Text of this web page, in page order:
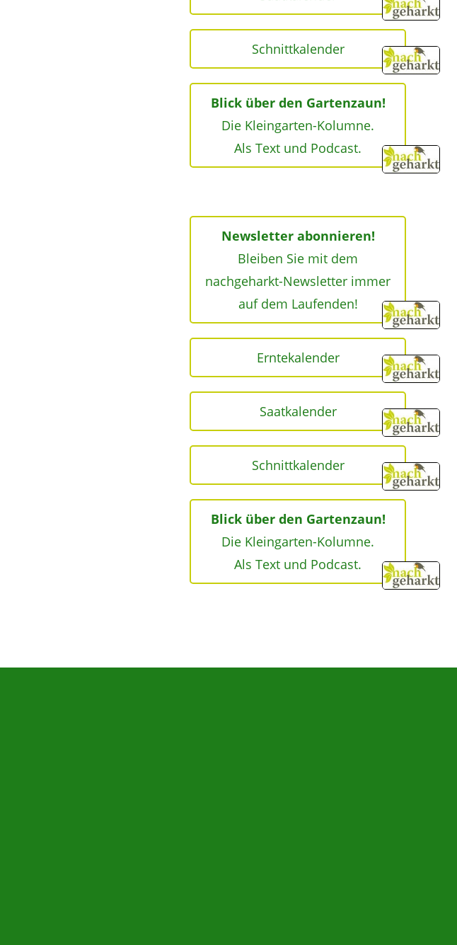
Schnittkalender
Blick über den Gartenzaun!
Die Kleingarten-Kolumne.
Als Text und Podcast.
Newsletter abonnieren!
Bleiben Sie mit dem
nachgeharkt-Newsletter immer
auf dem Laufenden!
Erntekalender
Saatkalender
Schnittkalender
Blick über den Gartenzaun!
Die Kleingarten-Kolumne.
Als Text und Podcast.